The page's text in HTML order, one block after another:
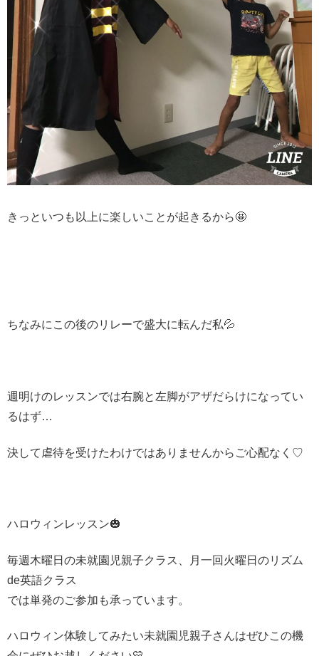
きっといつも以上に楽しいことが起きるから🤩
ちなみにこの後のリレーで盛大に転んだ私💦
週明けのレッスンでは右腕と左脚がアザだらけになってい
るはず…
決して虐待を受けたわけではありませんからご心配なく♡
ハロウィンレッスン🎃
毎週木曜日の未就園児親子クラス、月一回火曜日のリズム
de英語クラス
では単発のご参加も承っています。
ハロウィン体験してみたい未就園児親子さんはぜひこの機